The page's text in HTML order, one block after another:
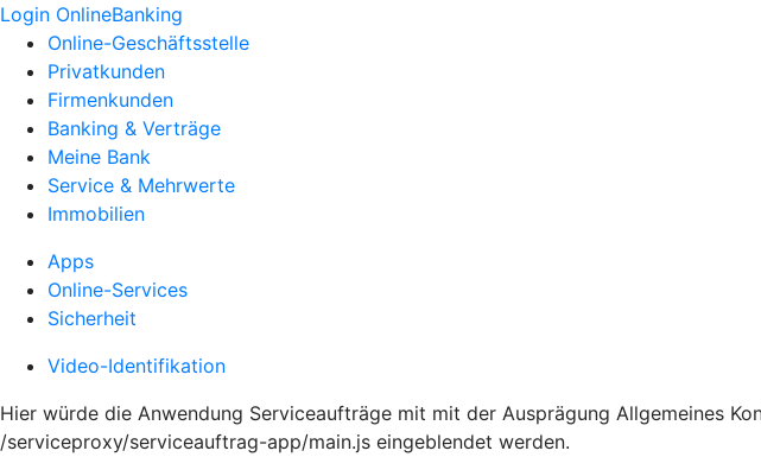
Login OnlineBanking
Online-Geschäftsstelle
Privatkunden
Firmenkunden
Banking & Verträge
Meine Bank
Service & Mehrwerte
Immobilien
Apps
Online-Services
Sicherheit
Video-Identifikation
Hier würde die Anwendung Serviceaufträge mit mit der Ausprägung Allgemeines
/serviceproxy/serviceauftrag-app/main.js eingeblendet werden.